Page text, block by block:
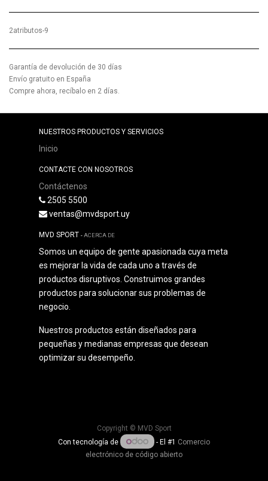
2atributos-9
Garantía de devolución de 30 días
Envío gratuito en España
Compre ahora, recíbalo en 2 días.
NUESTROS PRODUCTOS Y SERVICIOS
Inicio
CONTACTE CON NOSOTROS
Contáctenos
2505 5500
ventas@mvdsport.uy
MVD SPORT -ACERCA DE
Somos un equipo de gente apasionada cuya meta
es mejorar la vida de cada uno a través de
productos disruptivos. Construimos grandes
productos para solucionar sus problemas de
negocio.
Nuestros productos están diseñados para
pequeñas y medianas empresas que desean
optimizar su desempeño.
Copyright © MVD Sport
Con tecnología de
- El #1 Comercio
electrónico de código abierto